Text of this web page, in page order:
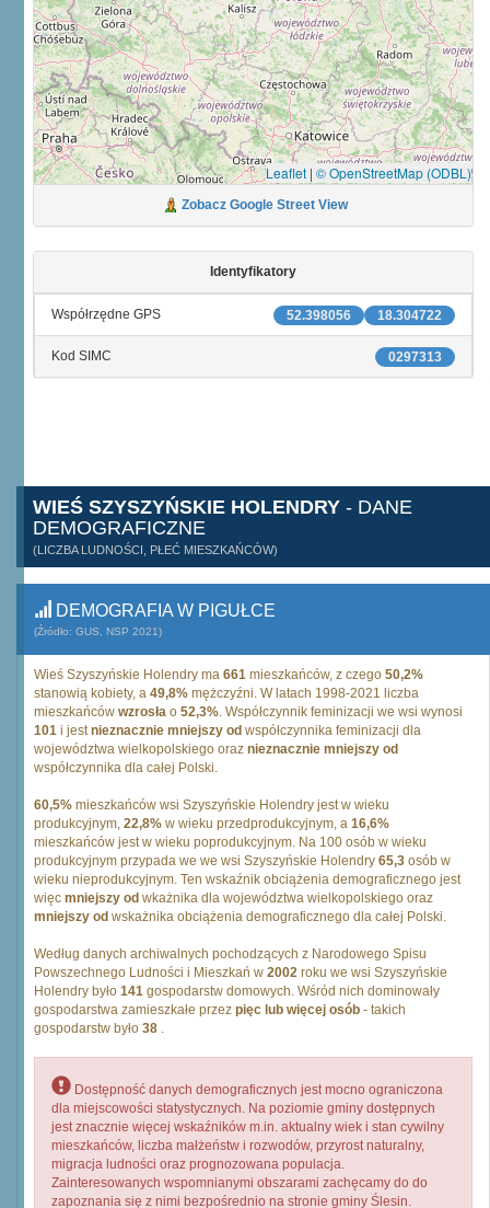
Leaflet | © OpenStreetMap (ODBL)
Zobacz Google Street View
Identyfikatory
18.304722
52.398056
Współrzędne GPS
0297313
Kod SIMC
WIEŚ SZYSZYŃSKIE HOLENDRY - DANE
DEMOGRAFICZNE
(LICZBA LUDNOŚCI, PŁEĆ MIESZKAŃCÓW)
DEMOGRAFIA W PIGUŁCE
(Źródło: GUS, NSP 2021)
Wieś Szyszyńskie Holendry ma 661 mieszkańców, z czego 50,2%
stanowią kobiety, a 49,8% mężczyźni. W latach 1998-2021 liczba
mieszkańców wzrosła o 52,3%. Współczynnik feminizacji we wsi wynosi
101 i jestnieznacznie mniejszy od współczynnika feminizacji dla
województwa wielkopolskiego oraz nieznacznie mniejszy od
współczynnika dla całej Polski.
60,5% mieszkańców wsi Szyszyńskie Holendry jest w wieku
produkcyjnym, 22,8% w wieku przedprodukcyjnym, a 16,6%
mieszkańców jest w wieku poprodukcyjnym. Na 100 osób w wieku
produkcyjnym przypada we we wsi Szyszyńskie Holendry 65,3 osób w
wieku nieprodukcyjnym. Ten wskaźnik obciążenia demograficznego jest
więc mniejszy od wkażnika dla województwa wielkopolskiego oraz
mniejszy od wskażnika obciążenia demograficznego dla całej Polski.
Według danych archiwalnych pochodzących z Narodowego Spisu
Powszechnego Ludności i Mieszkań w 2002 roku we wsi Szyszyńskie
Holendry było 141 gospodarstw domowych. Wśród nich dominowały
gospodarstwa zamieszkałe przez pięc lub więcej osób - takich
gospodarstw było 38 .
Dostępność danych demograficznych jest mocno ograniczona
dla miejscowości statystycznych. Na poziomie gminy dostępnych
jest znacznie więcej wskaźników m.in. aktualny wiek i stan cywilny
mieszkańców, liczba małżeństw i rozwodów, przyrost naturalny,
migracja ludności oraz prognozowana populacja.
Zainteresowanych wspomnianymi obszarami zachęcamy do do
zapoznania się z nimi bezpośrednio na stronie gminy Ślesin.